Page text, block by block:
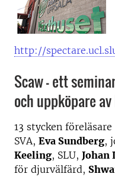
http://
Scaw - ett
och uppköpare
13 stycken
SVA, Eva Sundberg,
Keeling, SLU, Johan
för djurvälfärd,